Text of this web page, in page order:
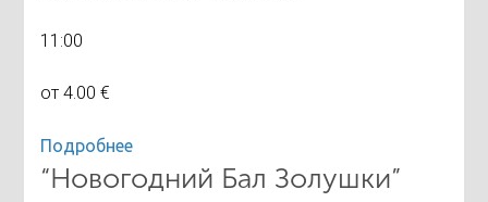
11:00
от 4.00 €
Подробнее
“Новогодний Бал Золушки”